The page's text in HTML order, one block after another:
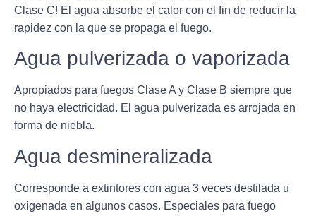
Clase C! El agua absorbe el calor con el fin de reducir la
rapidez con la que se propaga el fuego.
Agua pulverizada o vaporizada
Apropiados para fuegos Clase A y Clase B siempre que
no haya electricidad. El agua pulverizada es arrojada en
forma de niebla.
Agua desmineralizada
Corresponde a extintores con agua 3 veces destilada u
oxigenada en algunos casos. Especiales para fuego